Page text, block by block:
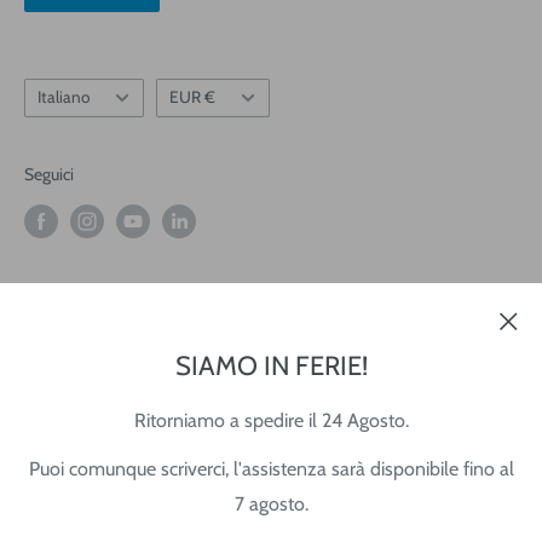
SIAMO IN FERIE!
Ritorniamo a spedire il 24 Agosto.
Puoi comunque scriverci, l'assistenza sarà disponibile fino al
7 agosto.
Informativa Newsletter
Lingua
Italiano Valuta
EUR €
Seguici
© 2026 Tecnista